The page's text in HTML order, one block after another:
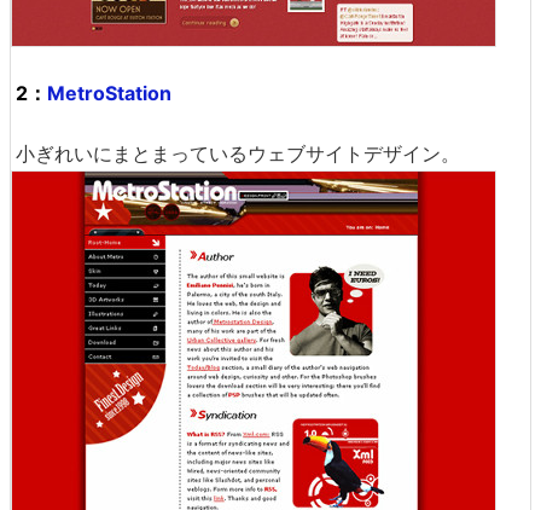
2： MetroStation
小ぎれいにまとまっているウェブサイトデザイン。